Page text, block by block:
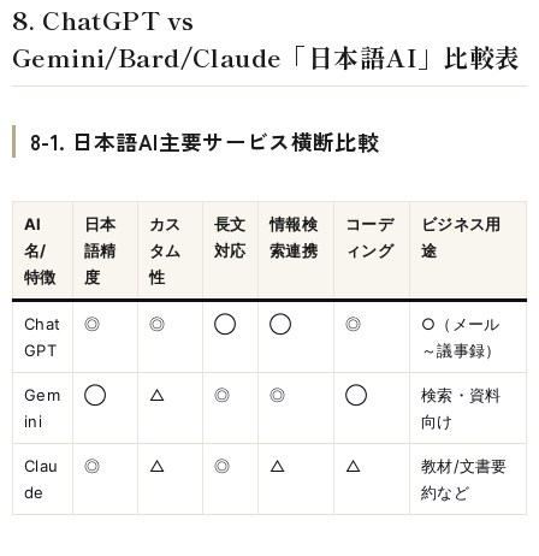
8. ChatGPT vs
Gemini/Bard/Claude「日本語AI」比較表
8-1. 日本語AI主要サービス横断比較
AI
名/
特徴
日本
語精
度
カス
タム
性
長文
対応
情報検
索連携
コーデ
ィング
ビジネス用
途
Chat
GPT
◎ ◎ ◯ ◯ ◎
○（メール
～議事録）
Gem
ini
◯ △ ◎ ◎ ◯
検索・資料
向け
Clau
de
◎ △ ◎ △ △
教材/文書要
約など